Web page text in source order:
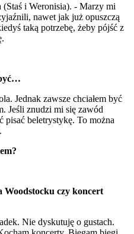
i Weronisia). - Marzy mi
nawet jak już opuszczą
taką potrzebę, żeby pójść z
Jednak zawsze chciałem być
Jeśli znudzi mi się zawód
pisać beletrystykę. To można
Woodstocku czy koncert
Nie dyskutuję o gustach.